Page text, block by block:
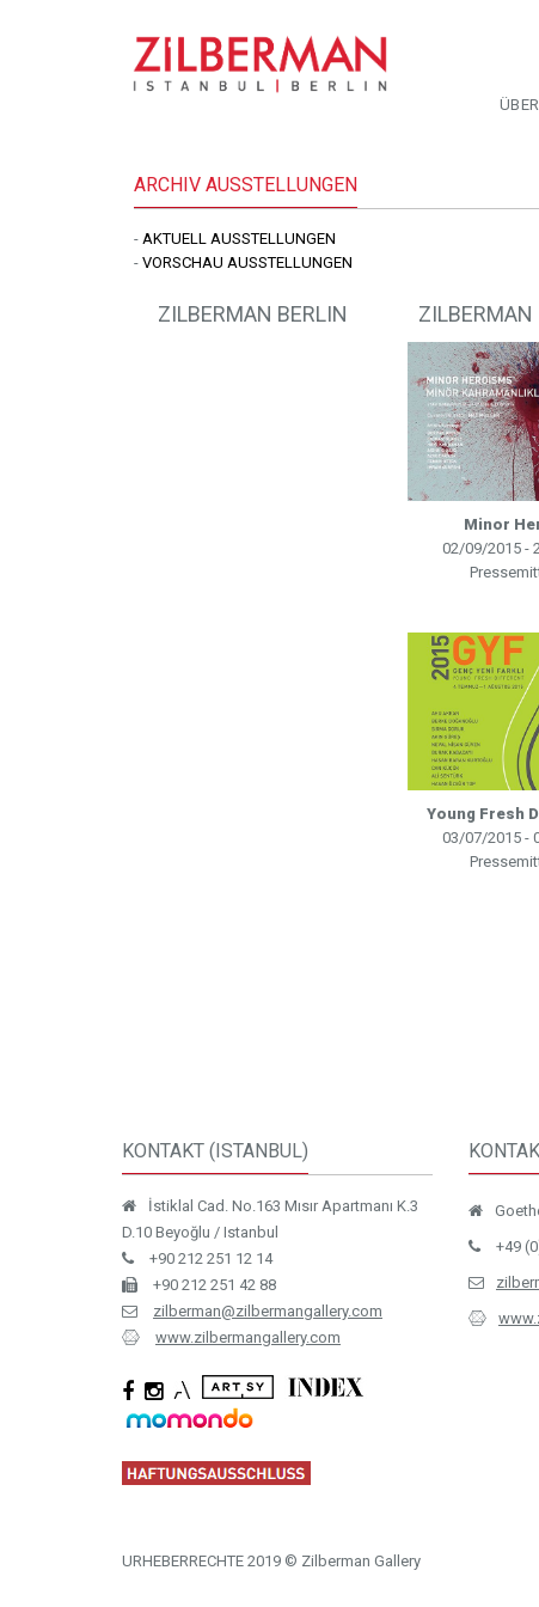
ARCHIV AUSSTELLUNGEN
- AKTUELL AUSSTELLUNGEN
- VORSCHAU AUSSTELLUNGEN
ZILBERMAN BERLIN ZILBERMAN
Minor
02/09/2015 -
Young Fresh
03/07/2015 -
KONTAKT (ISTANBUL)
İstiklal Cad. No.163 Mısır Apartmanı K.3
D.10 Beyoğlu / Istanbul
+90 212 251 12 14
+90 212 251 42 88
zilberman@zilbermangallery.com
www.zilbermangallery.com
+49
URHEBERRECHTE 2019 © Zilberman Gallery